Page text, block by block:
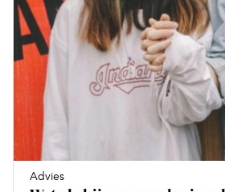
Advies